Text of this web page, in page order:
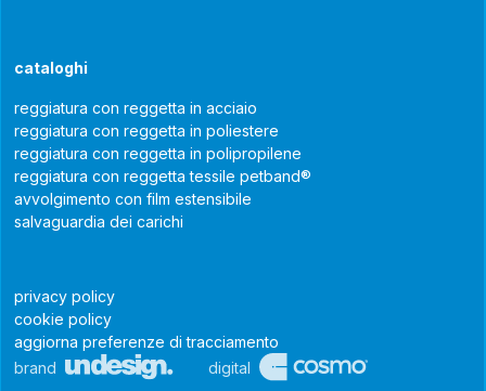
cataloghi
reggiatura con reggetta in acciaio
reggiatura con reggetta in poliestere
reggiatura con reggetta in polipropilene
reggiatura con reggetta tessile petband®
avvolgimento con film estensibile
salvaguardia dei carichi
privacy policy
cookie policy
aggiorna preferenze di tracciamento
brand
digital